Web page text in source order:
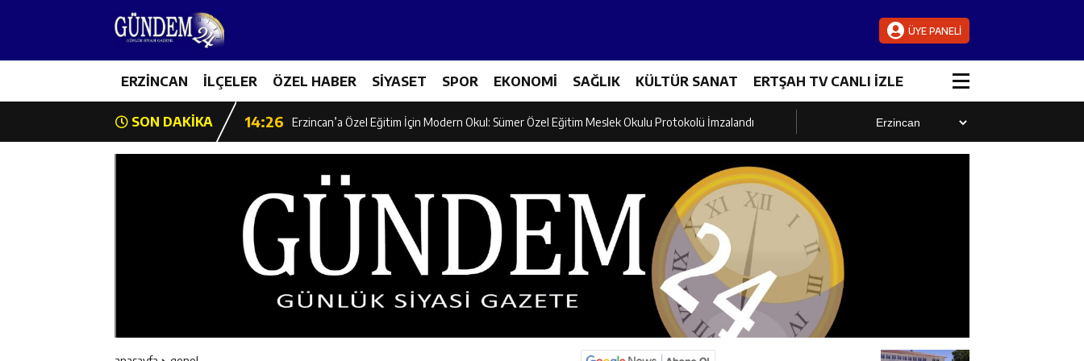
ÜYE PANELİ
ERZİNCAN İLÇELER ÖZEL HABER SİYASET SPOR EKONOMİ SAĞLIK KÜLTÜR SANAT ERTŞAH TV CANLI İZLE
SON DAKİKA
14:26 Geleceğin Üreticileri Tarım Teknolojileriyle Tanışıyor
14:26 Erzincan’a Özel Eğitim İçin Modern Okul: Sümer Özel Eğitim Meslek Okulu Protokolü İmzalandı
14:25 İl Müdürü Ünalan’dan Zengin Ailesine Taziye Ziyareti
14:24 İlk Durak Medine Müdafii Fahreddin Paşa’nın Kızının Kabri
Erzincan Aile ve Sosyal Hizmetler İl Müdürlüğünde Değerlendirme Toplantısı